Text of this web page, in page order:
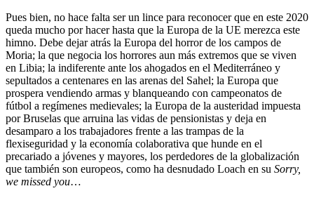
Pues bien, no hace falta ser un lince para reconocer que en este 2020
queda mucho por hacer hasta que la Europa de la UE merezca este
himno. Debe dejar atrás la Europa del horror de los campos de
Moria; la que negocia los horrores aun más extremos que se viven
en Libia; la indiferente ante los ahogados en el Mediterráneo y
sepultados a centenares en las arenas del Sahel; la Europa que
prospera vendiendo armas y blanqueando con campeonatos de
fútbol a regímenes medievales; la Europa de la austeridad impuesta
por Bruselas que arruina las vidas de pensionistas y deja en
desamparo a los trabajadores frente a las trampas de la
flexiseguridad y la economía colaborativa que hunde en el
precariado a jóvenes y mayores, los perdedores de la globalización
que también son europeos, como ha desnudado Loach en su Sorry,
we missed you…